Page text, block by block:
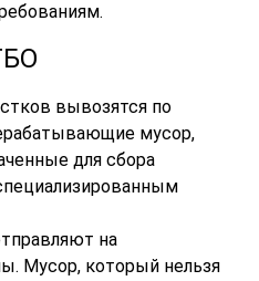
вывозятся по
мусор,
для сбора
на
Мусор, который нельзя